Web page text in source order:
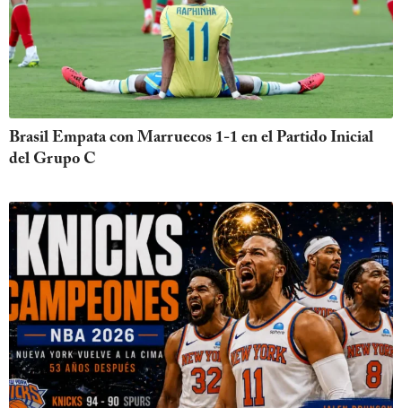
Brasil Empata con Marruecos 1-1 en el Partido Inicial
del Grupo C